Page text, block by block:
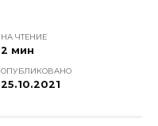
НА ЧТЕНИЕ
2 мин
ОПУБЛИКОВАНО
25.10.2021